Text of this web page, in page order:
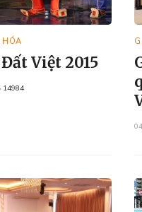
HÓA
Việt 2015
14984